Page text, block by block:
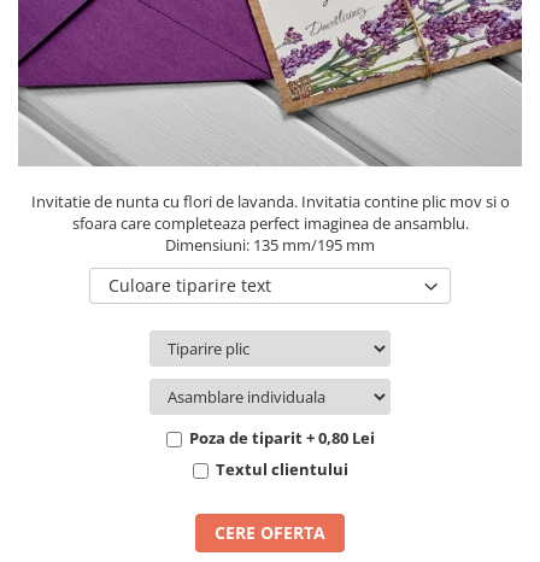
Pachete marturii
Pungi si cutii prajituri
Sticle si borcane
Cutii flori de hartie
Cutii flori de sapun
Cutii flori mixte
Cutii LUX
Aranjamente tematice
2025 Craciun
1 Martie
2020 Craciun si Anul Nou
2021 Crăciun
Toamna și Halloween
Invitatie de nunta cu flori de lavanda. Invitatia contine plic mov si o
sfoara care completeaza perfect imaginea de ansamblu.
Dimensiuni: 135 mm/195 mm
Culoare tiparire text
Poza de tiparit + 0,80 Lei
Textul clientului
CERE OFERTA